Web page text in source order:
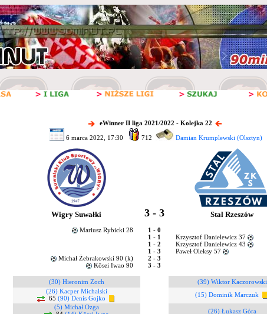
eWinner II liga 2021/2022 - Kolejka 22
6 marca 2022, 17:30 712 Damian Krumplewski (Olsztyn)
Wigry Suwałki 3 - 3 Stal Rzeszów
Mariusz Rybicki 28
1 - 0
1 - 1
Krzysztof Danielewicz 37
1 - 2
Krzysztof Danielewicz 43
1 - 3
Paweł Oleksy 57
Michał Żebrakowski 90 (k)
2 - 3
Kōsei Iwao 90
3 - 3
(30) Hieronim Zoch
(39) Wiktor Kaczorowski
(26) Kacper Michalski
65 (90) Denis Gojko
(15) Dominik Marczuk
(5) Michał Ozga
(26) Łukasz Góra